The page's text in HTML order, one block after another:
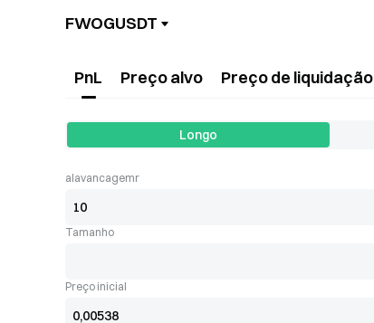
FWOGUSDT
PnL Preço alvo Preço de liquidação
Longo
alavancagemr
Tamanho
Preço inicial